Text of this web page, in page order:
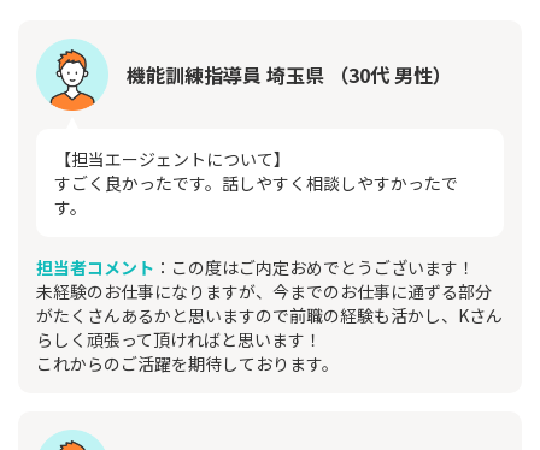
機能訓練指導員 埼玉県 （30代 男性）
【担当エージェントについて】
すごく良かったです。話しやすく相談しやすかったで
す。
担当者コメント ：この度はご内定おめでとうございます！
未経験のお仕事になりますが、今までのお仕事に通ずる部分
がたくさんあるかと思いますので前職の経験も活かし、Kさん
らしく頑張って頂ければと思います！
これからのご活躍を期待しております。